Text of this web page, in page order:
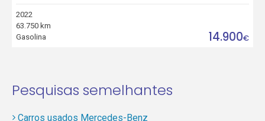
2022
63.750 km
Gasolina
14.900€
Pesquisas semelhantes
Carros usados Mercedes-Benz